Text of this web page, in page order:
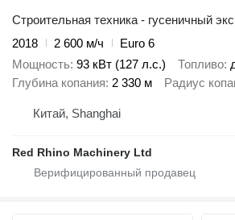
Строительная техника - гусеничный
2018
2 600 м/ч
Euro 6
Мощность 93 кВт (127 л.с.) Топливо
Глубина копания 2 330 м Радиус
Китай, Shanghai
Red Rhino Machinery Ltd